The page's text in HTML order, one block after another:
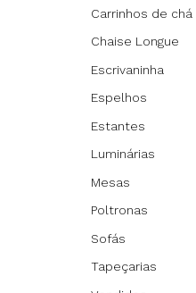
Carrinhos de chá
Chaise Longue
Escrivaninha
Espelhos
Estantes
Luminárias
Mesas
Poltronas
Sofás
Tapeçarias